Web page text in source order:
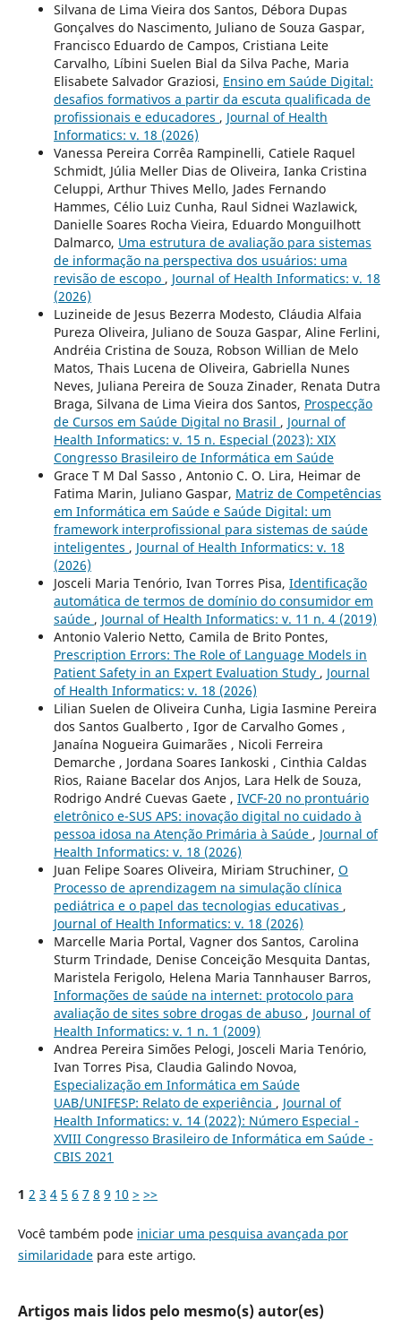
Silvana de Lima Vieira dos Santos, Débora Dupas
Gonçalves do Nascimento, Juliano de Souza Gaspar,
Francisco Eduardo de Campos, Cristiana Leite
Carvalho, Líbini Suelen Bial da Silva Pache, Maria
Elisabete Salvador Graziosi, Ensino em Saúde Digital:
desafios formativos a partir da escuta qualificada de
profissionais e educadores , Journal of Health
Informatics: v. 18 (2026)
Vanessa Pereira Corrêa Rampinelli, Catiele Raquel
Schmidt, Júlia Meller Dias de Oliveira, Ianka Cristina
Celuppi, Arthur Thives Mello, Jades Fernando
Hammes, Célio Luiz Cunha, Raul Sidnei Wazlawick,
Danielle Soares Rocha Vieira, Eduardo Monguilhott
Dalmarco, Uma estrutura de avaliação para sistemas
de informação na perspectiva dos usuários: uma
revisão de escopo , Journal of Health Informatics: v. 18
(2026)
Luzineide de Jesus Bezerra Modesto, Cláudia Alfaia
Pureza Oliveira, Juliano de Souza Gaspar, Aline Ferlini,
Andréia Cristina de Souza, Robson Willian de Melo
Matos, Thais Lucena de Oliveira, Gabriella Nunes
Neves, Juliana Pereira de Souza Zinader, Renata Dutra
Braga, Silvana de Lima Vieira dos Santos, Prospecção
de Cursos em Saúde Digital no Brasil , Journal of
Health Informatics: v. 15 n. Especial (2023): XIX
Congresso Brasileiro de Informática em Saúde
Grace T M Dal Sasso , Antonio C. O. Lira, Heimar de
Fatima Marin, Juliano Gaspar, Matriz de Competências
em Informática em Saúde e Saúde Digital: um
framework interprofissional para sistemas de saúde
inteligentes , Journal of Health Informatics: v. 18
(2026)
Josceli Maria Tenório, Ivan Torres Pisa, Identificação
automática de termos de domínio do consumidor em
saúde , Journal of Health Informatics: v. 11 n. 4 (2019)
Antonio Valerio Netto, Camila de Brito Pontes,
Prescription Errors: The Role of Language Models in
Patient Safety in an Expert Evaluation Study , Journal
of Health Informatics: v. 18 (2026)
Lilian Suelen de Oliveira Cunha, Ligia Iasmine Pereira
dos Santos Gualberto , Igor de Carvalho Gomes ,
Janaína Nogueira Guimarães , Nicoli Ferreira
Demarche , Jordana Soares Iankoski , Cinthia Caldas
Rios, Raiane Bacelar dos Anjos, Lara Helk de Souza,
Rodrigo André Cuevas Gaete , IVCF-20 no prontuário
eletrônico e-SUS APS: inovação digital no cuidado à
pessoa idosa na Atenção Primária à Saúde , Journal of
Health Informatics: v. 18 (2026)
Juan Felipe Soares Oliveira, Miriam Struchiner, O
Processo de aprendizagem na simulação clínica
pediátrica e o papel das tecnologias educativas ,
Journal of Health Informatics: v. 18 (2026)
Marcelle Maria Portal, Vagner dos Santos, Carolina
Sturm Trindade, Denise Conceição Mesquita Dantas,
Maristela Ferigolo, Helena Maria Tannhauser Barros,
Informações de saúde na internet: protocolo para
avaliação de sites sobre drogas de abuso , Journal of
Health Informatics: v. 1 n. 1 (2009)
Andrea Pereira Simões Pelogi, Josceli Maria Tenório,
Ivan Torres Pisa, Claudia Galindo Novoa,
Especialização em Informática em Saúde
UAB/UNIFESP: Relato de experiência , Journal of
Health Informatics: v. 14 (2022): Número Especial -
XVIII Congresso Brasileiro de Informática em Saúde -
CBIS 2021
1 2 3 4 5 6 7 8 9 10 > >>
Você também pode iniciar uma pesquisa avançada por
similaridadepara este artigo.
Artigos mais lidos pelo mesmo(s) autor(es)